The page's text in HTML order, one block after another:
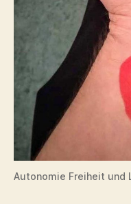
Autonomie Freiheit und